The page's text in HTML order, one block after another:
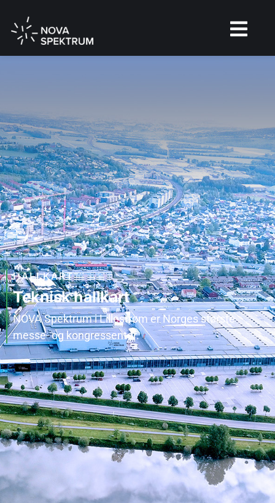
HALLKART
Teknisk hallkart
NOVA Spektrum i Lillestrøm er Norges største
messe- og kongressenter.